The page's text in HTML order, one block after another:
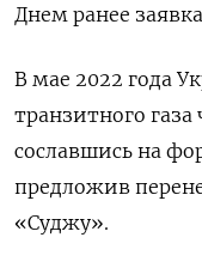
Днем ранее
В мае 2022 года
транзитного
сославшись на
предложив
«Суджу».